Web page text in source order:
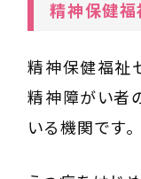
精神保健福
精神保健福祉
精神障がい者
いる機関です。